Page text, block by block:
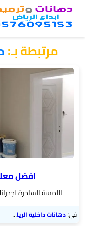
×
الرئيسية
دهانات
الرياض
خارجية
تركيب
بديل
مرتبطة بـ:
افضل
اللمسة الساحرة
في:دهانات داخلية الرياض